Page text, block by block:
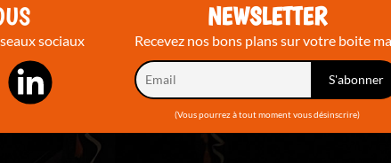
sociaux
NEWSLETTER
Recevez nos bons plans sur votre boite
(Vous pourrez à tout moment vous désinscrire)